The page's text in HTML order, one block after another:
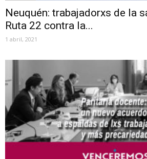
Neuquén: trabajadorxs de la
Ruta 22 contra la...
1 abril, 2021